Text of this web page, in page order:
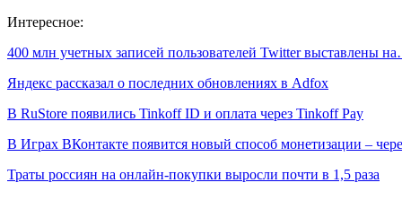
Интересное:
400 млн учетных записей пользователей Twitter выставлены
Яндекс рассказал о последних обновлениях в Adfox
В RuStore появились Tinkoff ID и оплата через Tinkoff Pay
В Играх ВКонтакте появится новый способ монетизации –
Траты россиян на онлайн-покупки выросли почти в 1,5 раза